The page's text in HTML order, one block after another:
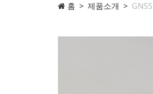
홈 제품소개